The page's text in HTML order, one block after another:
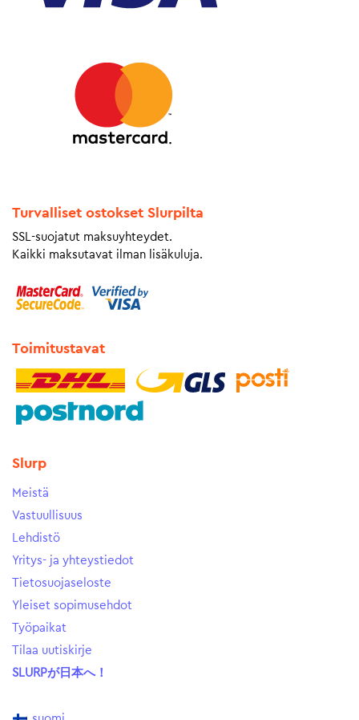
Turvalliset ostokset Slurpilta
SSL-suojatut maksuyhteydet.
Kaikki maksutavat ilman lisäkuluja.
Toimitustavat
Slurp
Meistä
Vastuullisuus
Lehdistö
Yritys- ja yhteystiedot
Tietosuojaseloste
Yleiset sopimusehdot
Työpaikat
Tilaa uutiskirje
SLURPが日本へ！